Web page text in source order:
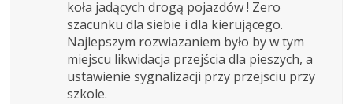
koła jadących drogą pojazdów ! Zero
szacunku dla siebie i dla kierującego.
Najlepszym rozwiazaniem było by w tym
miejscu likwidacja przejścia dla pieszych, a
ustawienie sygnalizacji przy przejsciu przy
szkole.